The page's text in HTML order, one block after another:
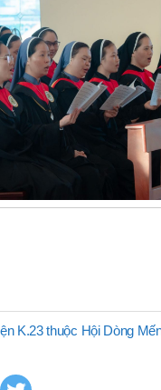
K.23 thuộc Hội Dòng